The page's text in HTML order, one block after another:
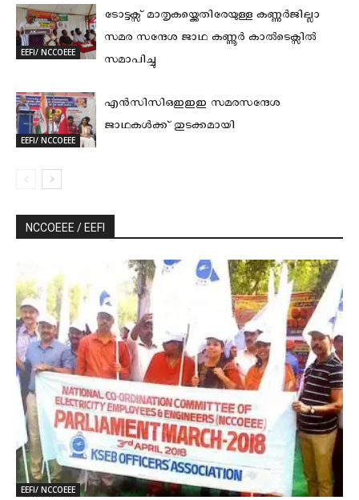
EEFI/ NCCOEEE
ടോട്ടക്സ് മാതൃകയ്ക്കെതിരേയുള്ള കണ്ണുര്‍ജില്ലാ
സമര സന്ദേശ ജാഥ കണ്ണൂര്‍ കാല്‍ടെക്സില്‍
സമാപിച്ചു
EEFI/ NCCOEEE
എന്‍സിസിഒഇഇഇ സമരസന്ദേശ
ജാഥകള്‍ക്ക് തുടക്കമായി
NCCOEEE / EEFI
EEFI/ NCCOEEE